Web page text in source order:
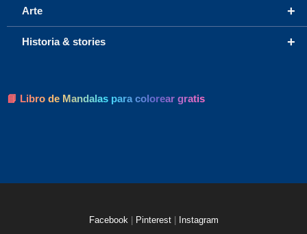
+
Arte
+
Historia & stories
📘 Libro de Mandalas para colorear gratis
Facebook Pinterest Instagram